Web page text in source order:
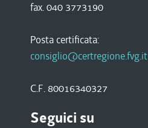
fax. 040 3773190
Posta certificata:
consiglio@certregione.fvg.it
C.F. 80016340327
Seguici su